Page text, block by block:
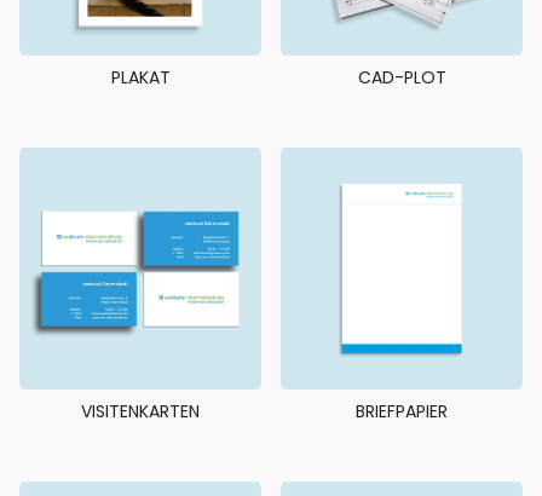
PLAKAT CAD-PLOT
VISITENKARTEN BRIEFPAPIER